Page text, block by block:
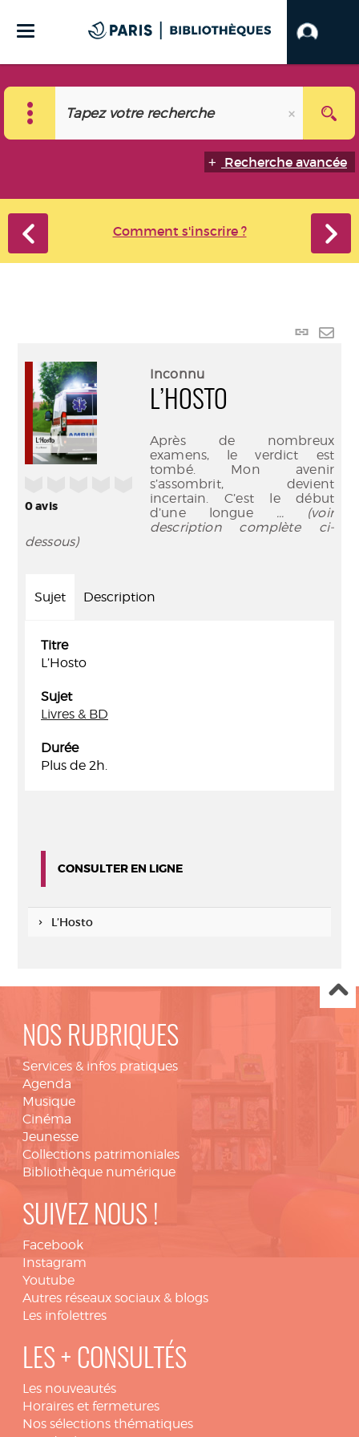
Recherche avancée
Comment s'inscrire ?
Lien
0avis
Inconnu
L’HOSTO
Après de nombreux
examens, le verdict est
tombé. Mon avenir
s’assombrit, devient
incertain. C’est le début
d’une longue ... (voir
description complète ci-
dessous)
Sujet Description
Titre
L’Hosto
Sujet
Livres & BD
Durée
Plus de 2h.
CONSULTER EN LIGNE
L’Hosto
NOS RUBRIQUES
Services & infos pratiques
Agenda
Musique
Cinéma
Jeunesse
Collections patrimoniales
Bibliothèque numérique
SUIVEZ NOUS !
Facebook
Instagram
Youtube
Autres réseaux sociaux & blogs
Les infolettres
LES + CONSULTÉS
Les nouveautés
Horaires et fermetures
Nos sélections thématiques